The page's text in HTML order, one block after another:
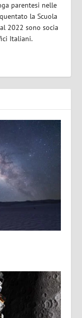
parentesi nelle
la Scuola
2022 sono socia
Italiani.